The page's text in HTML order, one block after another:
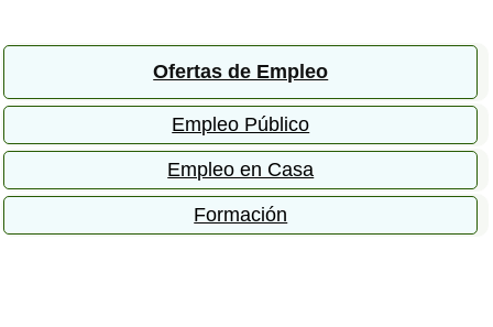
Ofertas de Empleo
Empleo Público
Empleo en Casa
Formación